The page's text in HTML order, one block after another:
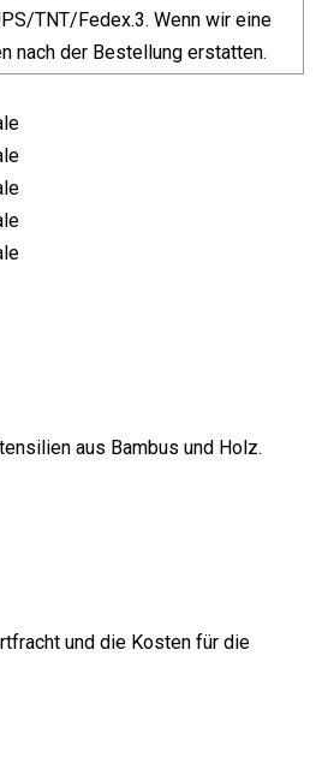
TNT/Fedex.3. Wenn wir eine
nach der Bestellung erstatten.
aus Bambus und Holz.
und die Kosten für die